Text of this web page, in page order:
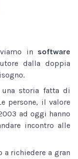
in software
dalla doppia
storia fatta di
persone, il valore
ad oggi hanno
incontro alle
a richiedere a gran